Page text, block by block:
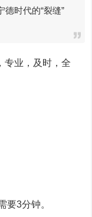
时代的“裂缝”
业，及时，全
3分钟。